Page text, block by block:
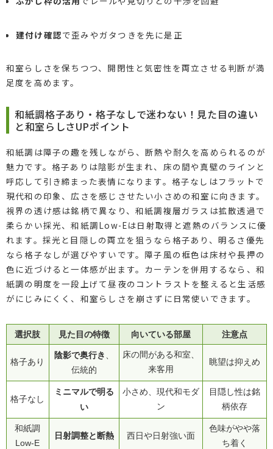
建付け確認で歪みやガタつきを先に是正
和室らしさを保ちつつ、開閉性と気密性を両立させる判断が満
足度を高めます。
和紙調格子あり・格子なしで迷わない！見た目の違い
と和室らしさUPポイント
和紙調は障子の趣を残しながら、断熱や耐久を高められるのが
魅力です。格子ありは陰影が生まれ、床の間や真壁のラインと
呼応して引き締まった表情になります。格子なしはフラットで
現代和の印象、広さを感じさせたい小さめの和室に向きます。
視界の透け感は銘柄で異なり、和紙調複層ガラスは拡散透過で
柔らかい採光、和紙調Low-Eは日射取得と遮熱のバランスに優
れます。採光と目隠しの両立を狙うなら格子あり、明るさ優先
なら格子なしが選びやすいです。障子風の框色は床材や長押の
色に近づけると一体感が出ます。カーテンを併用するなら、和
紙調の明度を一段上げて昼夜のコントラストを整えると生活感
がにじみにくく、和室らしさを崩さずに日常使いできます。
選択肢 見た目の特徴 向いている部屋 注意点
格子あり
陰影で奥行き
伝統的
床の間がある和室、
来客用
眺望は抑えめ
格子なし
ミニマルで明る
い
小さめ、現代和モダ
ン
目隠し性は銘
柄依存
和紙調
Low-E
日射調整と断熱 西日や日射強い面
色味がやや落
ち着く